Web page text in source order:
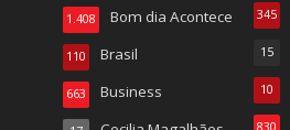
Bom dia Acontece
1.408
Brasil
110
Business
663
345
15
10
830